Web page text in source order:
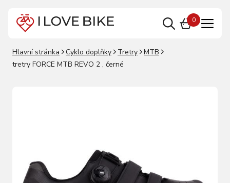
0
Hlavní stránka Cyklo doplňky Tretry
MTB
tretry FORCE MTB REVO 2 , černé